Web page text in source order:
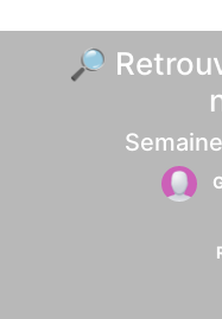
🔎